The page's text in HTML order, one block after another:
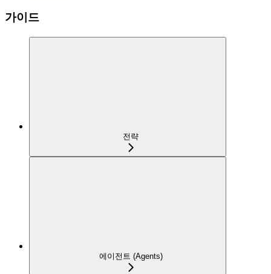
가이드
전략
에이전트 (Agents)